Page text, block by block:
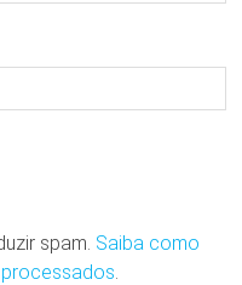
spam. Saiba como